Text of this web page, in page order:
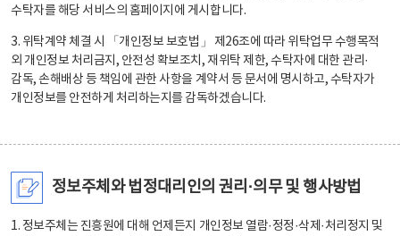
수탁자를 해당 서비스의 홈페이지에 게시합니다.
3. 위탁계약 체결 시 「개인정보 보호법」 제26조에 따라 위탁업무 수행목적
외 개인정보 처리금지, 안전성 확보조치, 재위탁 제한, 수탁자에 대한 관리·
감독, 손해배상 등 책임에 관한 사항을 계약서 등 문서에 명시하고, 수탁자가
개인정보를 안전하게 처리하는지를 감독하겠습니다.
정보주체와 법정대리인의 권리·의무 및 행사방법
1. 정보주체는 진흥원에 대해 언제든지 개인정보 열람·정정·삭제·처리정지 및